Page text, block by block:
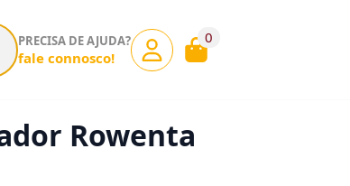
PRECISA DE AJUDA?
fale connosco!
0
Rowenta